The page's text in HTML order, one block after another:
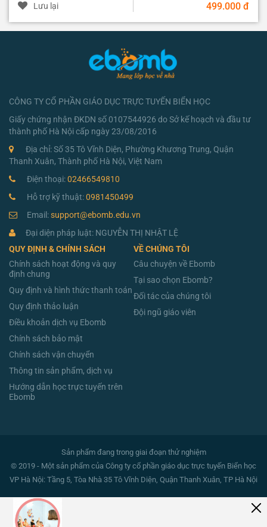
Lưu lại 499.000 đ
CÔNG TY CỔ PHẦN GIÁO DỤC TRỰC TUYẾN BIỂN HỌC
Giấy chứng nhận ĐKDN số 0107544926 do Sở kế hoạch và đầu tư
thành phố Hà Nội cấp ngày 23/08/2016
Địa chỉ: Số 35 Tô Vĩnh Diện, Phường Khương Trung, Quận
Thanh Xuân, Thành phố Hà Nội, Việt Nam
Điện thoại:02466549810
Hỗ trợ kỹ thuật:0981450499
Email:support@ebomb.edu.vn
Đại diện pháp luật: NGUYỄN THỊ NHẬT LỆ
QUY ĐỊNH & CHÍNH SÁCH
Chính sách hoạt động và quy
định chung
Quy định và hình thức thanh toán
Quy định thảo luận
Điều khoản dịch vụ Ebomb
Chính sách bảo mật
Chính sách vận chuyển
Thông tin sản phẩm, dịch vụ
Hướng dẫn học trực tuyến trên
Ebomb
VỀ CHÚNG TÔI
Câu chuyện về Ebomb
Tại sao chọn Ebomb?
Đối tác của chúng tôi
Đội ngũ giáo viên
Sản phẩm đang trong giai đoạn thử nghiệm
© 2019 - Một sản phẩm của Công ty cổ phần giáo dục trực tuyến Biển học
VP Hà Nội: Tầng 5, Tòa Nhà 35 Tô Vĩnh Diện, Quận Thanh Xuân, TP Hà Nội